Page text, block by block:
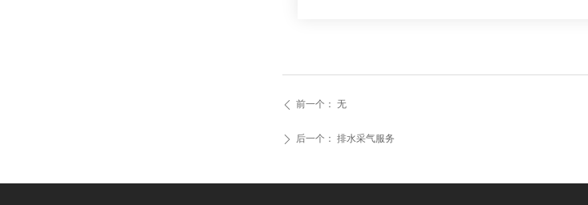
ꄴ 前一个： 无
ꄲ 后一个： 排水采气服务